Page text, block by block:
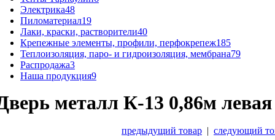
Электрика48
Пиломатериал19
Лаки, краски, растворители40
Крепежные элементы, профили, перфокрепеж185
Теплоизоляция, паро- и гидроизоляция, мембрана79
Распродажа3
Наша продукция9
металл К-13 0,86м левая
предыдущий товар | следующий